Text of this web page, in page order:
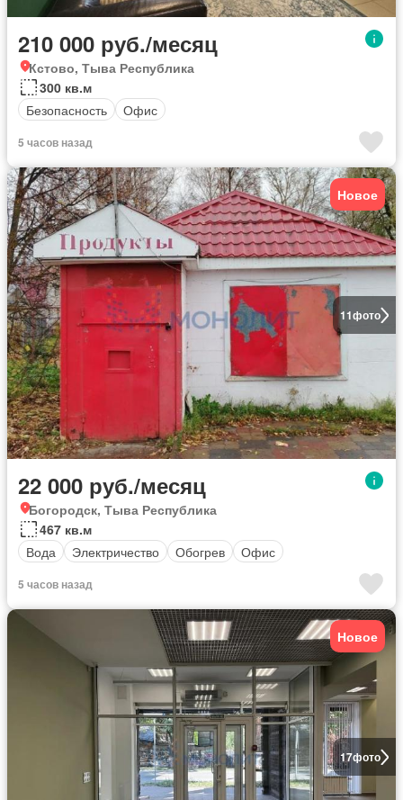
210 000 руб./месяц
Кстово, Тыва Республика
300 кв.м
Безопасность
Офис
5 часов назад
11фото
Новое
22 000 руб./месяц
Богородск, Тыва Республика
467 кв.м
Вода
Электричество Обогрев Офис
5 часов назад
17фото
Новое